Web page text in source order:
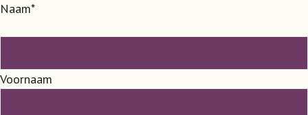
Naam*
Voornaam